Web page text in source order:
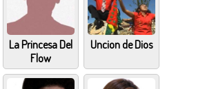
La Princesa Del
Flow
Uncion de Dios